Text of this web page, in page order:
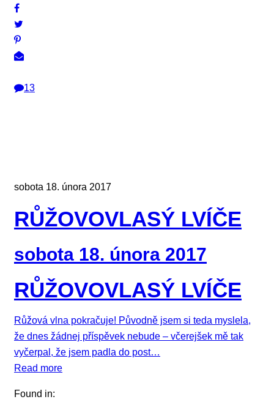
13
sobota 18. února 2017
RŮŽOVOVLASÝ LVÍČE
sobota 18. února 2017
RŮŽOVOVLASÝ LVÍČE
Růžová vlna pokračuje! Původně jsem si teda myslela,
že dnes žádnej příspěvek nebude – včerejšek mě tak
vyčerpal, že jsem padla do post…
Read more
Found in: